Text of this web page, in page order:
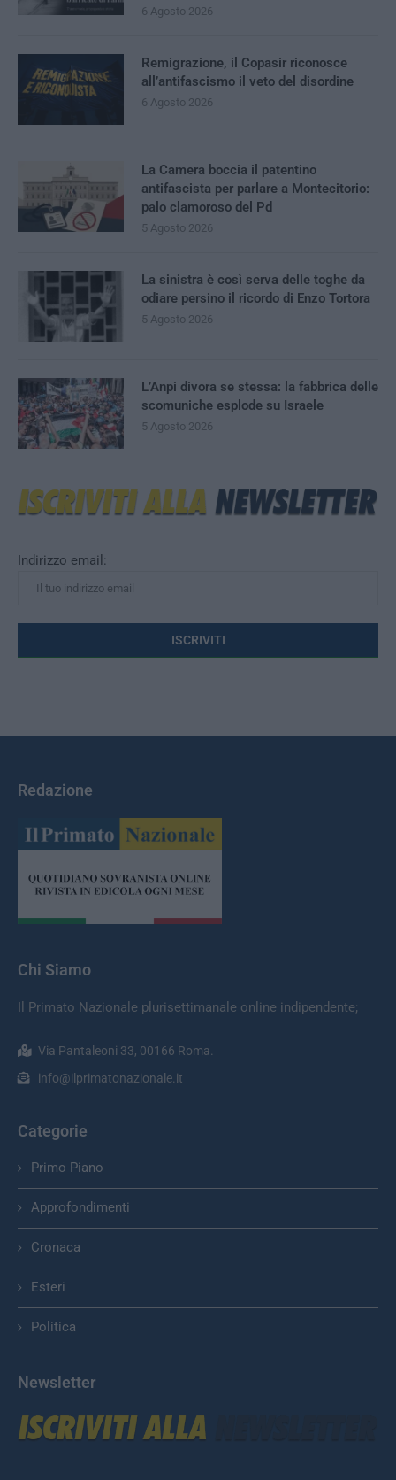
Indirizzo email:
6 Agosto 2026
Remigrazione, il Copasir riconosce
all’antifascismo il veto del disordine
6 Agosto 2026
La Camera boccia il patentino
antifascista per parlare a Montecitorio:
palo clamoroso del Pd
5 Agosto 2026
La sinistra è così serva delle toghe da
odiare persino il ricordo di Enzo Tortora
5 Agosto 2026
L’Anpi divora se stessa: la fabbrica delle
scomuniche esplode su Israele
5 Agosto 2026
Redazione
Chi Siamo
Il Primato Nazionale plurisettimanale online indipendente;
Via Pantaleoni 33, 00166 Roma.
info@ilprimatonazionale.it
Categorie
Primo Piano
Approfondimenti
Cronaca
Esteri
Politica
Newsletter